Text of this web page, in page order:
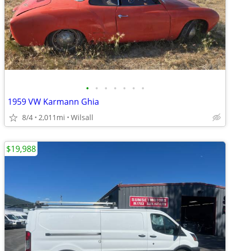
• • • • • • •
1959 VW Karmann Ghia
8/4 2,011mi Wilsall
$19,988